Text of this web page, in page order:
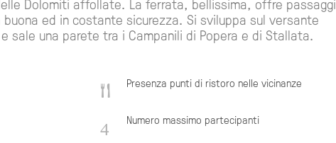
ed in costante sicurezza. Si sviluppa sul versante
sale una parete tra i Campanili di Popera e di Stallata.
Presenza punti di ristoro nelle vicinanze
Numero massimo partecipanti